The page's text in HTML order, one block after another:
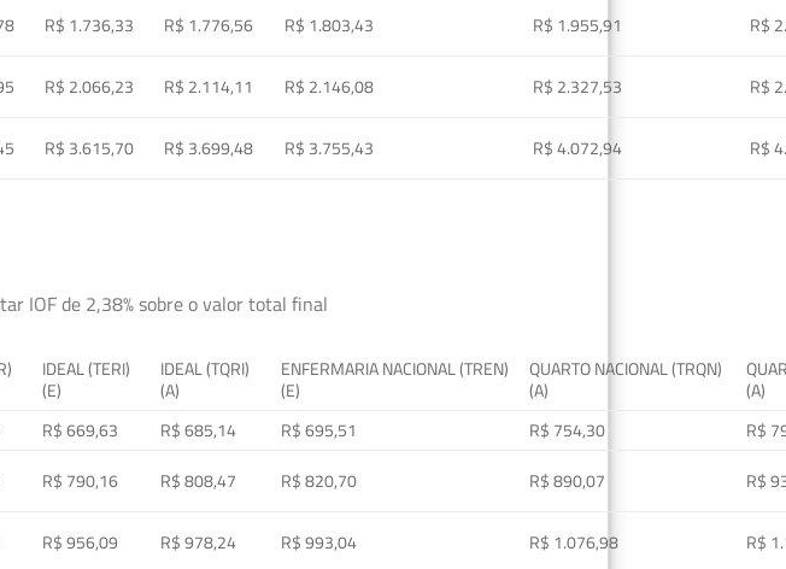
R$ 1.736,33 R$ 1.776,56 R$ 1.803,43 R$ 1.955,91
R$
R$ 2.066,23 R$ 2.114,11 R$ 2.146,08 R$ 2.327,53
R$
R$ 3.615,70 R$ 3.699,48 R$ 3.755,43 R$ 4.072,94 R$
IOF de 2,38% sobre o valor total final
IDEAL (TERI)
(E)
IDEAL (TQRI)
(A)
ENFERMARIA NACIONAL (TREN)
(E)
QUARTO NACIONAL (TRQN)
(A)
(A)
R$ 669,63 R$ 685,14 R$ 695,51 R$ 754,30
R$
R$ 790,16 R$ 808,47 R$ 820,70 R$ 890,07
R$
R$ 956,09 R$ 978,24 R$ 993,04 R$ 1.076,98
R$